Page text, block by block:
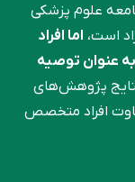
علوم ‌پزشکی
است، اما افراد
عنوان توصیه
پژوهش‌های
افراد متخصص